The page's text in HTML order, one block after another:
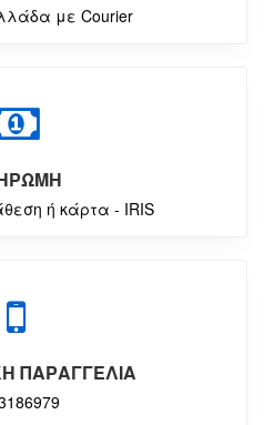
με Courier
ή κάρτα - IRIS
ΠΑΡΑΓΓΕΛΙΑ